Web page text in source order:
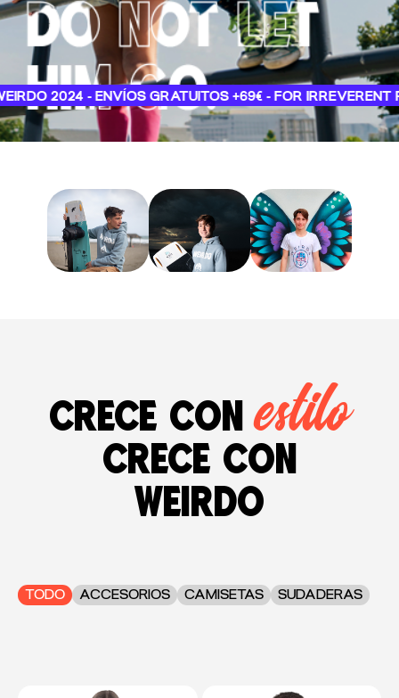
2024 - ENVÍOS GRATUITOS +69€ - FOR IRREVERENT
Crece conestilo
crece con
weirdo
ACCESORIOS CAMISETAS SUDADERAS
TODO